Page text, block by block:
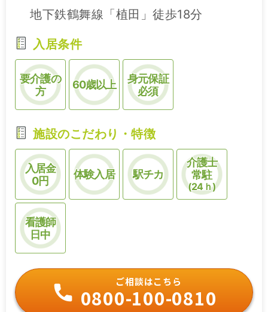
地下鉄鶴舞線「植田」徒歩18分
入居条件
要介護の
方
60歳以上
身元保証
必須
施設のこだわり・特徴
入居金
0円
体験入居 駅チカ
介護士
常駐
(24ｈ)
看護師
日中
ご相談はこちら
0800-100-0810